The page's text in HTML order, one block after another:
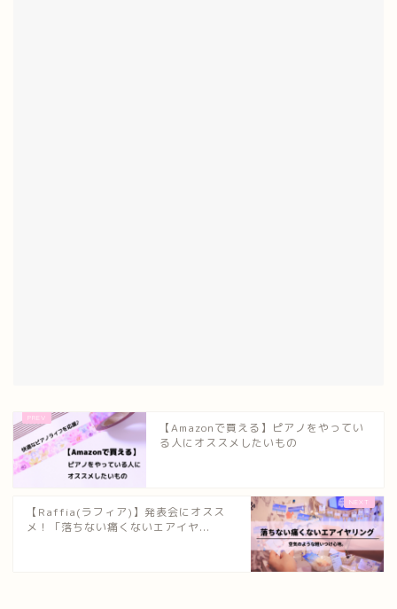
【Amazonで買える】ピアノをやってい
る人にオススメしたいもの
【Raffia(ラフィア)】発表会にオスス
メ！「落ちない痛くないエアイヤ...